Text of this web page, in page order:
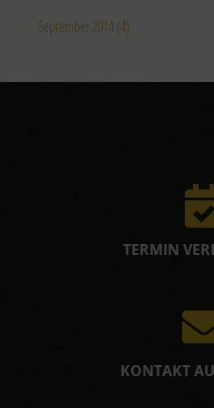
September 2014 (4)
TERMIN
KONTAKT